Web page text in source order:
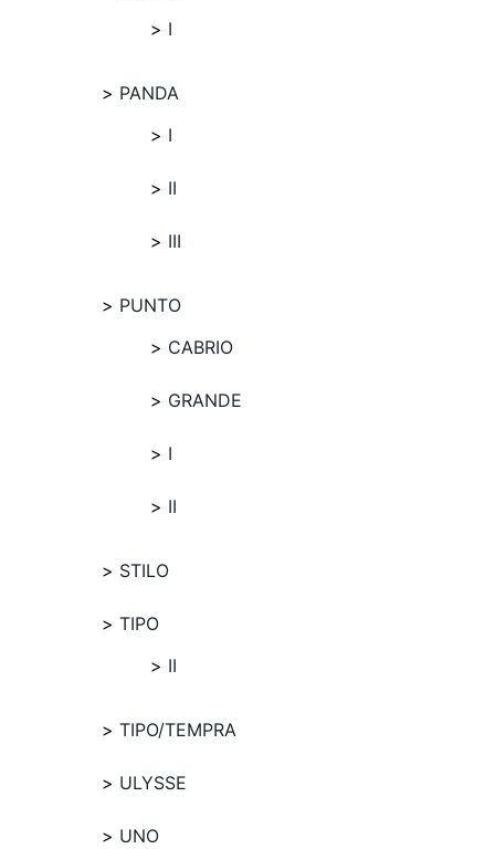
I
PANDA
I
II
III
PUNTO
CABRIO
GRANDE
I
II
STILO
TIPO
II
TIPO/TEMPRA
ULYSSE
UNO